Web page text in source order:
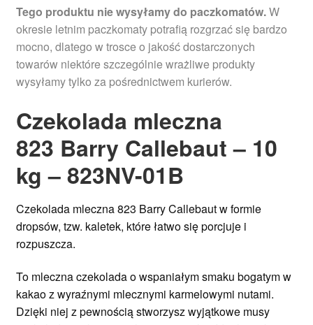
Tego produktu nie wysyłamy do paczkomatów.W
okresie letnim paczkomaty potrafią rozgrzać się bardzo
mocno, dlatego w trosce o jakość dostarczonych
towarów niektóre szczególnie wrażliwe produkty
wysyłamy tylko za pośrednictwem kurierów.
Czekolada mleczna
823 Barry Callebaut – 10
kg – 823NV-01B
Czekolada mleczna 823 Barry Callebaut w formie
dropsów, tzw. kaletek, które łatwo się porcjuje i
rozpuszcza.
To mleczna czekolada o wspaniałym smaku bogatym w
kakao z wyraźnymi mlecznymi karmelowymi nutami.
Dzięki niej z pewnością stworzysz wyjątkowe musy